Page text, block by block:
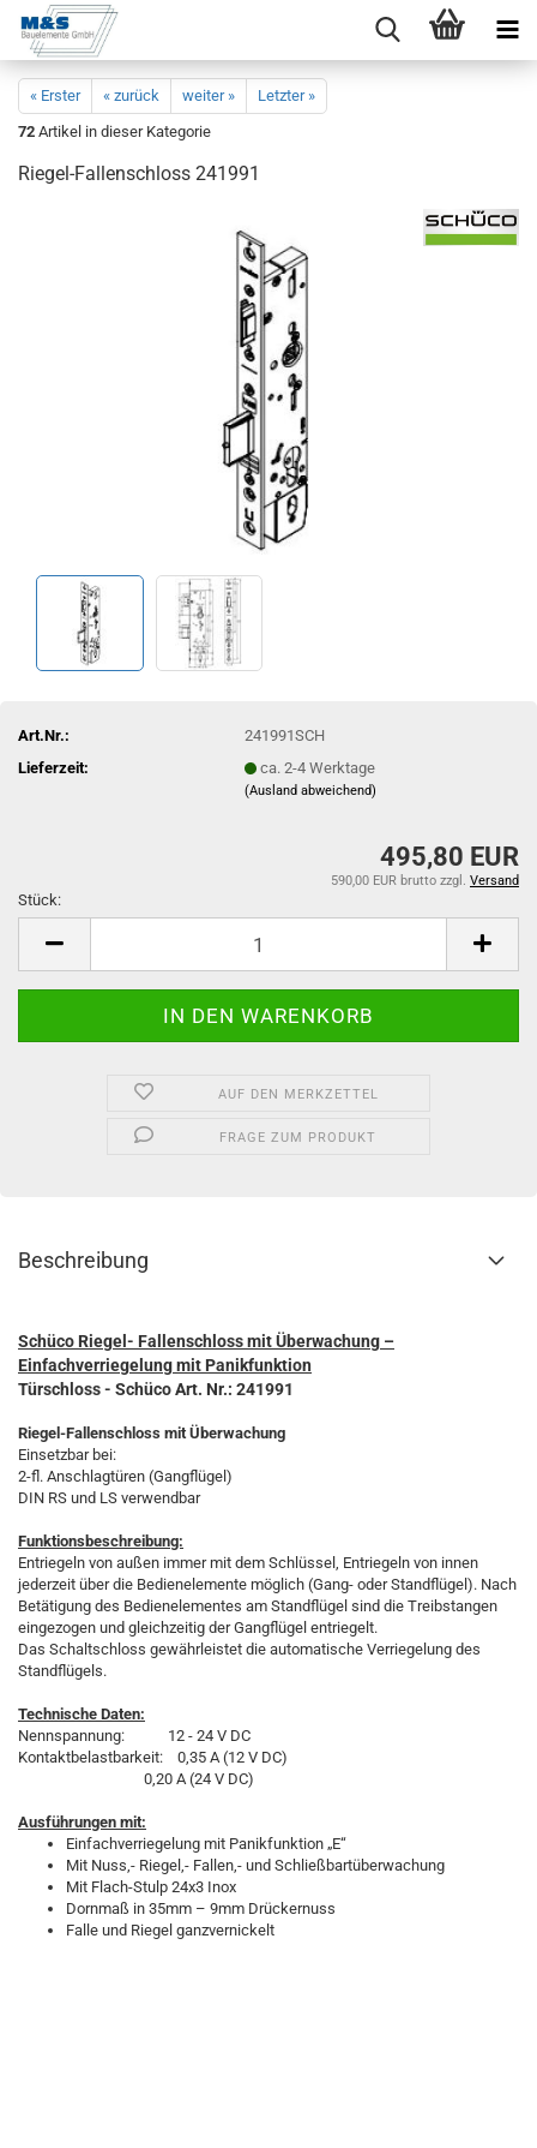
« Erster « zurück weiter »
Letzter »
72 Artikel in dieser Kategorie
Riegel-​Fallenschloss 241991
Art.Nr.:
241991SCH
Lieferzeit:
ca. 2-4 Werktage
(Ausland abweichend)
495,80 EUR
590,00 EUR brutto zzgl. Versand
Stück:
AUF DEN MERKZETTEL
FRAGE ZUM PRODUKT
Beschreibung
Schüco Riegel- Fallenschloss mit Überwachung –
Einfachverriegelung mit Panikfunktion
Türschloss - Schüco Art. Nr.: 241991
Riegel-Fallenschloss mit Überwachung
Einsetzbar bei:
2-fl. Anschlagtüren (Gangflügel)
DIN RS und LS verwendbar
Funktionsbeschreibung:
Entriegeln von außen immer mit dem Schlüssel, Entriegeln von innen
jederzeit über die Bedienelemente möglich (Gang- oder Standflügel). Nach
Betätigung des Bedienelementes am Standflügel sind die Treibstangen
eingezogen und gleichzeitig der Gangflügel entriegelt.
Das Schaltschloss gewährleistet die automatische Verriegelung des
Standflügels.
Technische Daten:
Nennspannung: 12 - 24 V DC
Kontaktbelastbarkeit: 0,35 A (12 V DC)
0,20 A (24 V DC)
Ausführungen mit:
Einfachverriegelung mit Panikfunktion „E“
Mit Nuss,- Riegel,- Fallen,- und Schließbartüberwachung
Mit Flach-Stulp 24x3 Inox
Dornmaß in 35mm – 9mm Drückernuss
Falle und Riegel ganzvernickelt